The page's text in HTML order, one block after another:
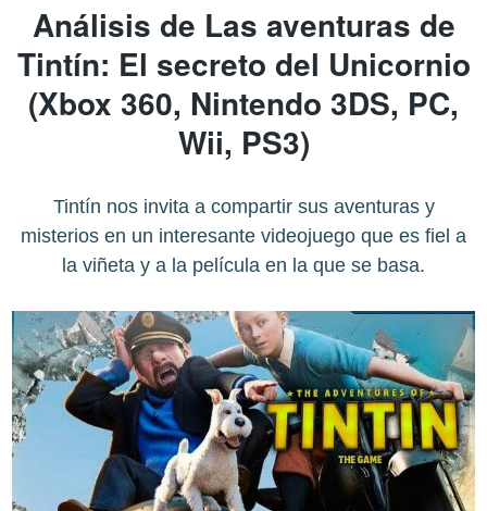
Análisis de Las aventuras de
Tintín: El secreto del Unicornio
(Xbox 360, Nintendo 3DS, PC,
Wii, PS3)
Tintín nos invita a compartir sus aventuras y
misterios en un interesante videojuego que es fiel a
la viñeta y a la película en la que se basa.